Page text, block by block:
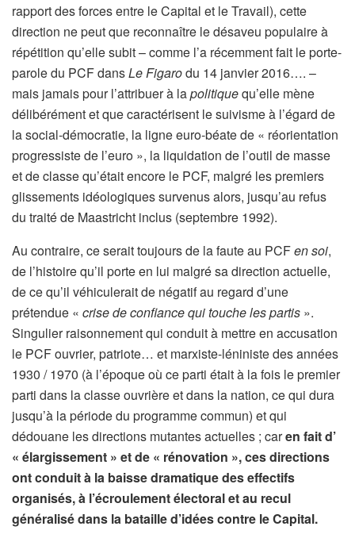
rapport des forces entre le Capital et le Travail), cette
direction ne peut que reconnaître le désaveu populaire à
répétition qu’elle subit – comme l’a récemment fait le porte-
parole du PCF dansLe Figarodu 14 janvier 2016…. –
mais jamais pour l’attribuer à lapolitiquequ’elle mène
délibérément et que caractérisent le suivisme à l’égard de
la social-démocratie, la ligne euro-béate de « réorientation
progressiste de l’euro », la liquidation de l’outil de masse
et de classe qu’était encore le PCF, malgré les premiers
glissements idéologiques survenus alors, jusqu’au refus
du traité de Maastricht inclus (septembre 1992).
Au contraire, ce serait toujours de la faute au PCFen soi,
de l’histoire qu’il porte en lui malgré sa direction actuelle,
de ce qu’il véhiculerait de négatif au regard d’une
prétendue « crise de confiance qui touche les partis ».
Singulier raisonnement qui conduit à mettre en accusation
le PCF ouvrier, patriote… et marxiste-léniniste des années
1930 / 1970 (à l’époque où ce parti était à la fois le premier
parti dans la classe ouvrière et dans la nation, ce qui dura
jusqu’à la période du programme commun) et qui
dédouane les directions mutantes actuelles ; caren fait d’
« élargissement » et de « rénovation », ces directions
ont conduit à la baisse dramatique des effectifs
organisés, à l’écroulement électoral et au recul
généralisé dans la bataille d’idées contre le Capital.